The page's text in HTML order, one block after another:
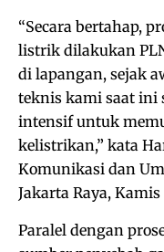
“Secara bertahap,
listrik dilakukan
di lapangan, sejak
teknis kami saat ini
intensif untuk
kelistrikan,” kata
Komunikasi dan
Jakarta Raya, Kamis
Paralel dengan